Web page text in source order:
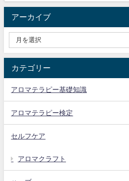
アーカイブ
カテゴリー
アロマテラピー基礎知識
アロマテラピー検定
セルフケア
アロマクラフト